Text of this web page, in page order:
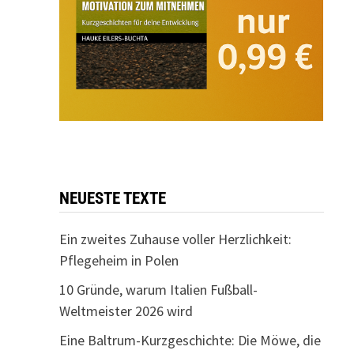
NEUESTE TEXTE
Ein zweites Zuhause voller Herzlichkeit:
Pflegeheim in Polen
10 Gründe, warum Italien Fußball-
Weltmeister 2026 wird
Eine Baltrum-Kurzgeschichte: Die Möwe, die